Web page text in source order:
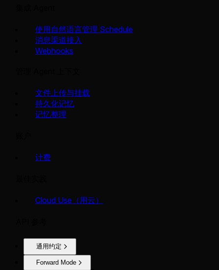
使用自然语言管理 Schedule
消息渠道接入
Webhooks
文件上传与挂载
持久化记忆
记忆整理
计费
Cloud Use（用云）
通用约定
Forward Mode